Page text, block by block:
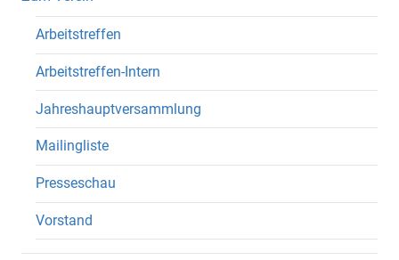
Arbeitstreffen
Arbeitstreffen-Intern
Jahreshauptversammlung
Mailingliste
Presseschau
Vorstand